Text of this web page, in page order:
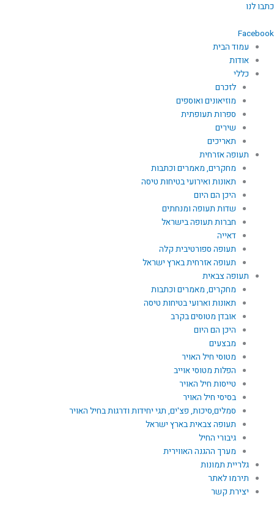
דילוג
כתבו לנו
Facebook
עמוד הבית
אודות
כללי
לזכרם
מוזיאונים ואוספים
ספרות תעופתית
שירים
תאריכים
תעופה אזרחית
מחקרים, מאמרים וכתבות
תאונות ואירועי בטיחות טיסה
היכן הם היום
שדות תעופה ומנחתים
חברות תעופה בישראל
דאייה
תעופה ספורטיבית קלה
תעופה אזרחית בארץ ישראל
תעופה צבאית
מחקרים, מאמרים וכתבות
תאונות וארועי בטיחות טיסה
אובדן מטוסים בקרב
היכן הם היום
מבצעים
מטוסי חיל האויר
הפלות מטוסי אוייב
טייסות חיל האויר
בסיסי חיל האויר
סמלים,סיכות, פצ'ים, תגי יחידות ודרגות בחיל האויר
תעופה צבאית בארץ ישראל
גיבורי החיל
מערך ההגנה האווירית
גלריית תמונות
תירמו לאתר
יצירת קשר